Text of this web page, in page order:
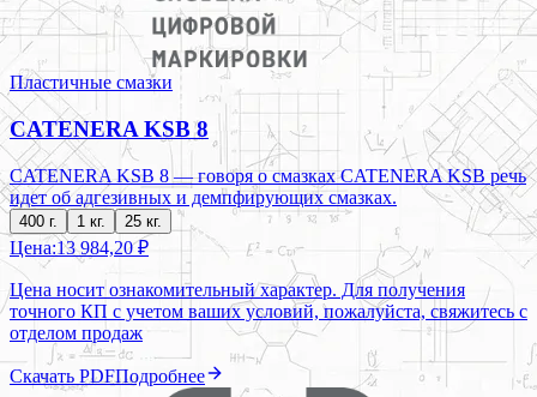
Пластичные смазки
CATENERA KSB 8
CATENERA KSB 8 — говоря о смазках CATENERA KSB речь
идет об адгезивных и демпфирующих смазках.
400 г. 1 кг. 25 кг.
Цена:13 984,20 ₽
Цена носит ознакомительный характер. Для получения
точного КП с учетом ваших условий, пожалуйста, свяжитесь с
отделом продаж
Скачать PDFПодробнее